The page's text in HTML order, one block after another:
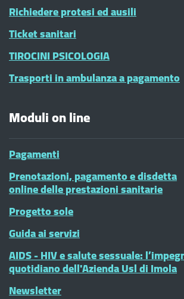
Richiedere protesi ed ausili
Ticket sanitari
TIROCINI PSICOLOGIA
Trasporti in ambulanza a pagamento
Moduli on line
Pagamenti
Prenotazioni, pagamento e disdetta
online delle prestazioni sanitarie
Progetto sole
Guida ai servizi
AIDS - HIV e salute sessuale:
quotidiano dell'Azienda Usl di Imola
Newsletter